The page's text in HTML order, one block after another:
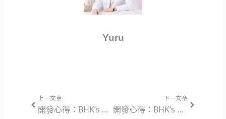
Yuru
上一文章
開發心得：BHK’s 液態兒童鋅 草莓口味 — 兼顧純淨吸收與適口性的液態營養設計思維
下一文章
開發心得：BHK’s 兒童倍高鈣粉 檸檬口味 — 兼顧純淨成分與高吸收率的兒童營養設計思維